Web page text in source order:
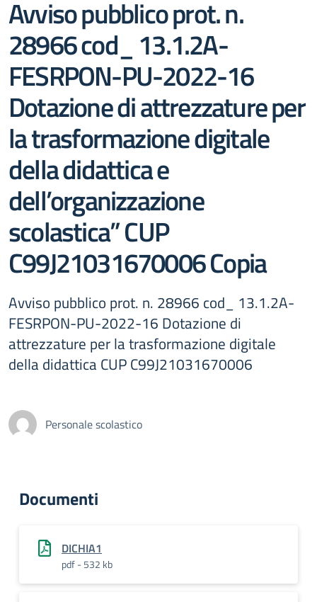
Avviso pubblico prot. n.
28966 cod_ 13.1.2A-
FESRPON-PU-2022-16
Dotazione di attrezzature per
la trasformazione digitale
della didattica e
dell’organizzazione
scolastica” CUP
C99J21031670006 Copia
Avviso pubblico prot. n. 28966 cod_ 13.1.2A-
FESRPON-PU-2022-16 Dotazione di
attrezzature per la trasformazione digitale
della didattica CUP C99J21031670006
Personale scolastico
Documenti
DICHIA1
pdf - 532 kb